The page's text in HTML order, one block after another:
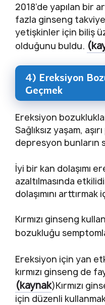
2018’de yapılan bir
fazla ginseng
yetişkinler için biliş
olduğunu buldu.
4) Ereksiyon
Geçmek
Ereksiyon
Sağlıksız yaşam,
depresyon bunların
İyi bir kan dolaşımı
azaltılmasında
dolaşımını
Kırmızı ginseng
bozukluğu
Ereksiyon için yan
kırmızı ginseng de
(kaynak)Kırmızı
için düzenli